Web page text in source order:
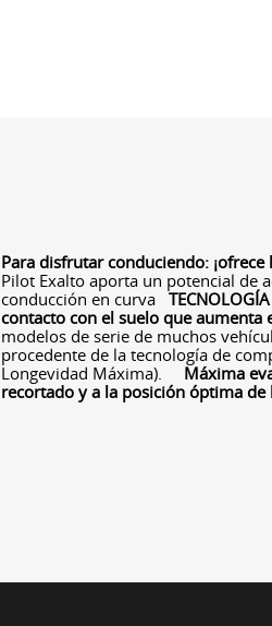
Para disfrutar conduciendo:
Pilot Exalto aporta un potencial de
conducción en curva TECNOLOGÍA
contacto con el suelo que aumenta
modelos de serie de muchos
procedente de la tecnología de
Longevidad Máxima). Máxima
recortado y a la posición óptima de